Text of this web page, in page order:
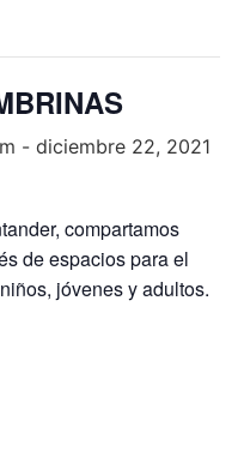
- diciembre 22, 2021
compartamos
de espacios para el
jóvenes y adultos.